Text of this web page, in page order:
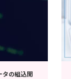
タの組込開